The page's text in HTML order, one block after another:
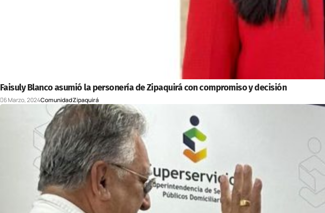
Faisuly Blanco asumió la personería de Zipaquirá con compromiso y decisión
6 Marzo, 2024ComunidadZipaquirá